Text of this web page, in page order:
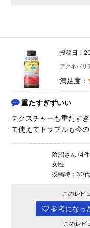
投稿日：
アクネバ
満足度：
重たすぎずいい
テクスチャーも重たす
て使えてトラブルも今
陰沼さん (4
女性
投稿時：30代
このレビ
参考になっ
このレビ